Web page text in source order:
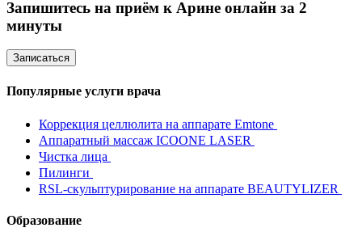
Запишитесь на приём к Арине онлайн за 2
минуты
Записаться
Популярные услуги врача
Коррекция целлюлита на аппарате Emtone
Аппаратный массаж ICOONE LASER
Чистка лица
Пилинги
RSL-скульптурирование на аппарате BEAUTYLIZER
Образование